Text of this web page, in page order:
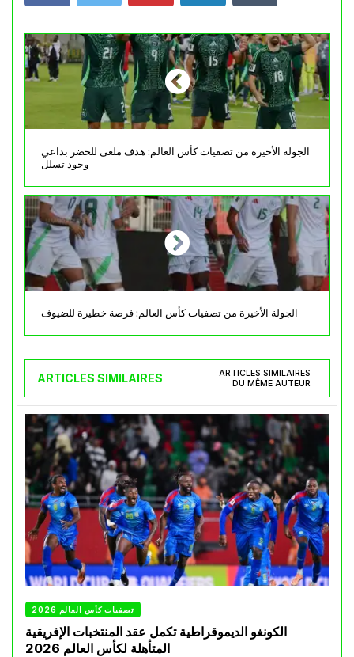
الجولة الأخيرة من تصفيات كأس العالم: هدف ملغى للخضر بداعي
وجود تسلل
الجولة الأخيرة من تصفيات كأس العالم: فرصة خطيرة للضيوف
ARTICLES SIMILAIRES
ARTICLES SIMILAIRES
DU MÊME AUTEUR
تصفيات كأس العالم 2026
الكونغو الديموقراطية تكمل عقد المنتخبات الإفريقية
المتأهلة لكأس العالم 2026